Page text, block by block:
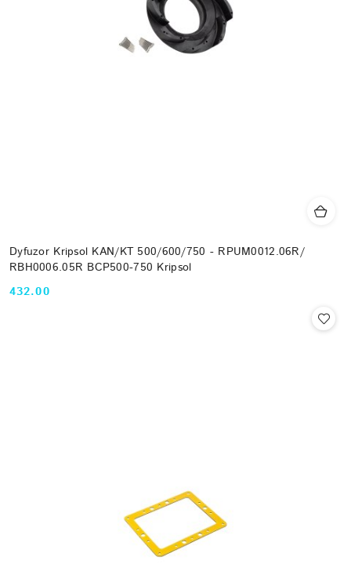
Dyfuzor Kripsol KAN/KT 500/600/750 - RPUM0012.06R/
RBH0006.05R BCP500-750 Kripsol
Cena:
432.00